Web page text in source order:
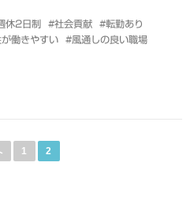
休2日制 #社会貢献
#転勤あり
働きやすい #風通しの良い職場
1 2